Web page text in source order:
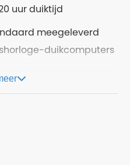
uur duiktijd
meegeleverd
duikcomputers